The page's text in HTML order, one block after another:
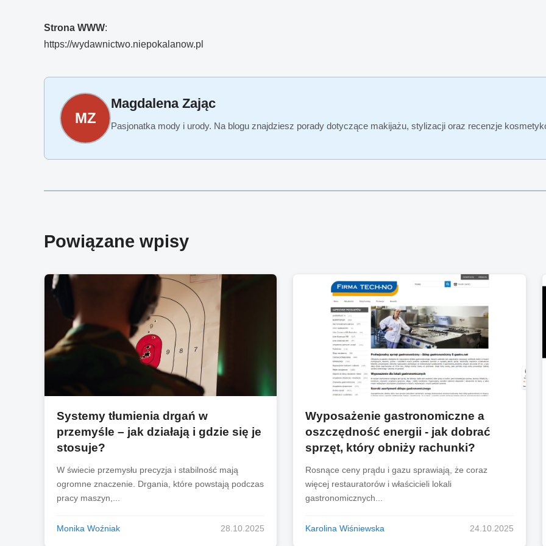
Strona WWW:
https://wydawnictwo.niepokalanow.pl
MZ
Magdalena Zając
Pasjonatka mody i urody. Na blogu znajdziesz porady dotyczące makijażu, stylizacji oraz recenzje
Powiązane wpisy
Systemy tłumienia drgań w
przemyśle – jak działają i gdzie się je
stosuje?
W świecie przemysłu precyzja i stabilność mają
ogromne znaczenie. Drgania, które powstają podczas
pracy maszyn,...
Monika Woźniak 28.10.2025
Wyposażenie gastronomiczne a
oszczędność energii - jak dobrać
sprzęt, który obniży rachunki?
Rosnące ceny prądu i gazu sprawiają, że coraz
więcej restauratorów i właścicieli lokali
gastronomicznych...
Karolina Wiśniewska 24.10.2025